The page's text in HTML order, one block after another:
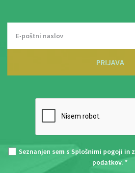
PRIJAVA
Seznanjen sem s Splošnimi pogoji in z
podatkov. *